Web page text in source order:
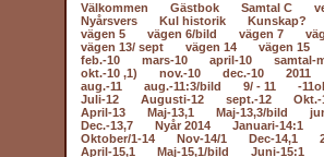
Välkommen Gästbok Samtal C
Nyårsvers
Kul historik Kunskap?
vägen 5
vägen 6/bild vägen 7
vägen 13/ sept
vägen 14 vägen 15
feb.-10
mars-10 april-10 samtal-
okt.-10 ,1)
nov.-10 dec.-10 2011
aug.-11
aug.-11:3/bild 9/ - 11 -
Juli-12
Augusti-12 sept.-12 Okt.-
April-13
Maj-13,1 Maj-13,3/bild
Dec.-13,7
Nyår 2014 Januari-14:1
Oktober/1-14
Nov-14/1 Dec-14,1
April-15,1
Maj-15,1/bild Juni-15:1